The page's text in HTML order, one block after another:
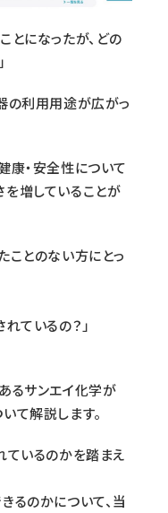
とになったが、どの
の利用用途が広がっ
康・安全性について
増していることが
ことのない方にとっ
ているの？」
るサンエイ化学が
て解説します。
ているのかを踏まえ
るのかについて、当